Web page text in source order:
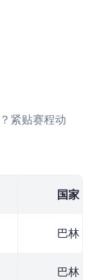
紧贴赛程动
国家
巴林
巴林